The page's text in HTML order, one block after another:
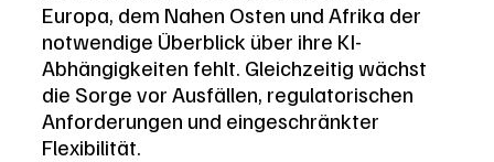
Europa, dem Nahen Osten und Afrika der
notwendige Überblick über ihre KI-
Abhängigkeiten fehlt. Gleichzeitig wächst
die Sorge vor Ausfällen, regulatorischen
Anforderungen und eingeschränkter
Flexibilität.